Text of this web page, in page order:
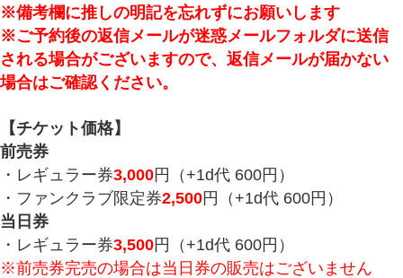
※備考欄に推しの明記を忘れずにお願いします
※ご予約後の返信メールが迷惑メールフォルダに送信
される場合がございますので、返信メールが届かない
場合はご確認ください。
【チケット価格】
前売券
・レギュラー券3,000円（+1d代 600円）
・ファンクラブ限定券2,500円（+1d代 600円）
当日券
・レギュラー券3,500円（+1d代 600円）
※前売券完売の場合は当日券の販売はございません